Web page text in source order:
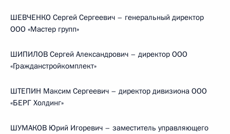
ШЕВЧЕНКО Сергей Сергеевич – генеральный директор
ООО «Мастер групп»
ШИПИЛОВ Сергей Александрович – директор ООО
«Гражданстройкомплект»
ШТЕПИН Максим Сергеевич – директор дивизиона ООО
«БЕРГ Холдинг»
ШУМАКОВ Юрий Игоревич – заместитель управляющего